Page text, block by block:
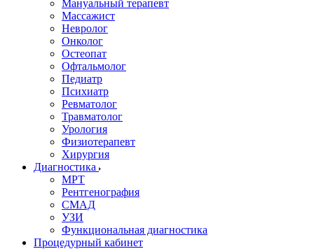
Мануальный терапевт
Массажист
Невролог
Онколог
Остеопат
Офтальмолог
Педиатр
Психиатр
Ревматолог
Травматолог
Урология
Физиотерапевт
Хирургия
Диагностика
МРТ
Рентгенография
СМАД
УЗИ
Функциональная диагностика
Процедурный кабинет